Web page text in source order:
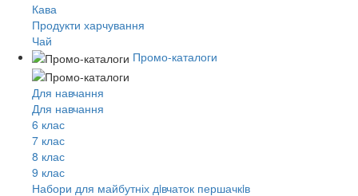
Кава
Продукти харчування
Чай
Промо-каталоги
Для навчання
Для навчання
6 клас
7 клас
8 клас
9 клас
Набори для майбутніх дiвчаток першачкiв